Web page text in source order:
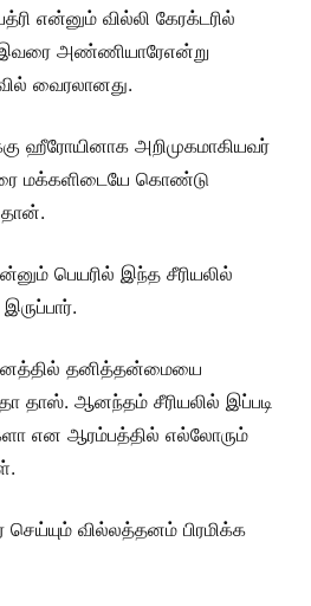
என்னும் வில்லி கேரக்டரில்
இவரை அண்ணியாரேஎன்று
வைரலானது.
ஹீரோயினாக அறிமுகமாகியவர்
மக்களிடையே கொண்டு
தான்.
பெயரில் இந்த சீரியலில்
தனித்தன்மையை
தாஸ். ஆனந்தம் சீரியலில் இப்படி
என ஆரம்பத்தில் எல்லோரும்
வில்லத்தனம் பிரமிக்க